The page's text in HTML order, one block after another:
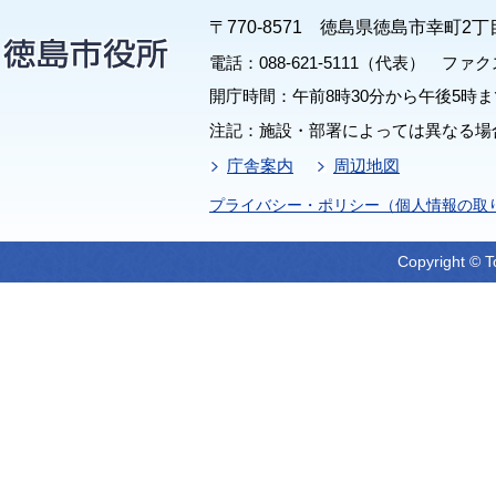
〒770-8571 徳島県徳島市幸町2丁
電話：088-621-5111（代表） ファク
開庁時間：午前8時30分から午後5時
注記：施設・部署によっては異なる
庁舎案内
周辺地図
プライバシー・ポリシー（個人情報の取
Copyright ©